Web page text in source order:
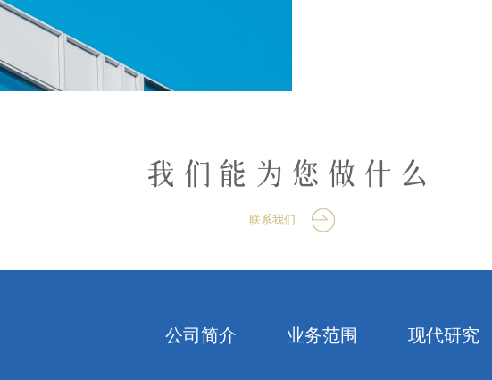
我们能为您做什么
联系我们
公司简介 业务范围 现代研究